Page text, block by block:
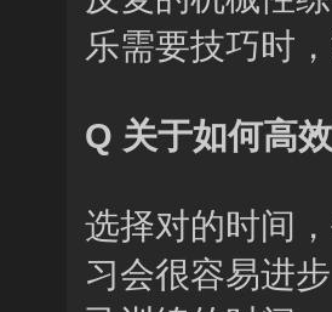
乐需要技巧时
Q 关于如何高
选择对的时间
习会很容易进